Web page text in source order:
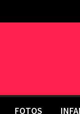
FOTOS